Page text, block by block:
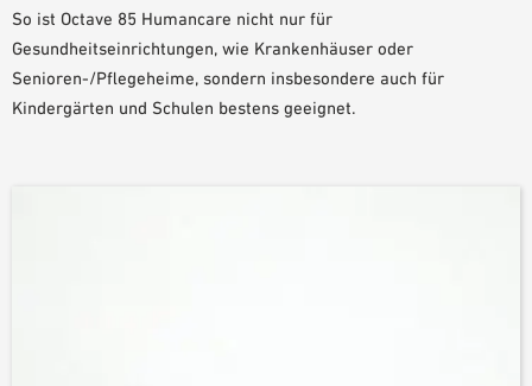
AUSSCHREIBUNGSTEXTE
DOWNLOADS
LEISTUNGSERKLÄRUNG (DOP)
PLANUNGSHILFEN
Karriere
JOBPORTAL
So ist Octave 85 Humancare nicht nur für
Gesundheitseinrichtungen, wie Krankenhäuser oder
Senioren-/Pflegeheime, sondern insbesondere auch für
Kindergärten und Schulen bestens geeignet.